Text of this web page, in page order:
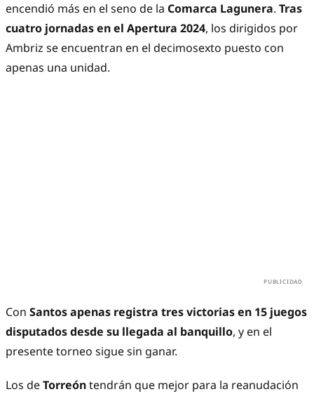
encendió más en el seno de la Comarca Lagunera. Tras
cuatro jornadas en el Apertura 2024, los dirigidos por
Ambriz se encuentran en el decimosexto puesto con
apenas una unidad.
Con Santosapenas registra tres victorias en 15 juegos
disputados desde su llegada al banquillo, y en el
presente torneo sigue sin ganar.
Los deTorreóntendrán que mejor para la reanudación